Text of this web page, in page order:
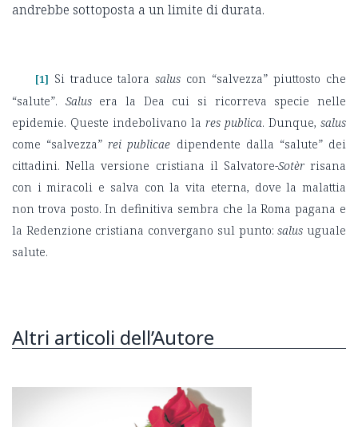
andrebbe sottoposta a un limite di durata.
[1] Si traduce talorasalus con “salvezza” piuttosto che
“salute”. Salusera la Dea cui si ricorreva specie nelle
epidemie. Queste indebolivano la res publica. Dunque, salus
come “salvezza”rei publicae dipendente dalla “salute” dei
cittadini. Nella versione cristiana il Salvatore-Sotèrrisana
con i miracoli e salva con la vita eterna, dove la malattia
non trova posto. In definitiva sembra che la Roma pagana e
la Redenzione cristiana convergano sul punto:salus uguale
salute.
Altri articoli dell’Autore